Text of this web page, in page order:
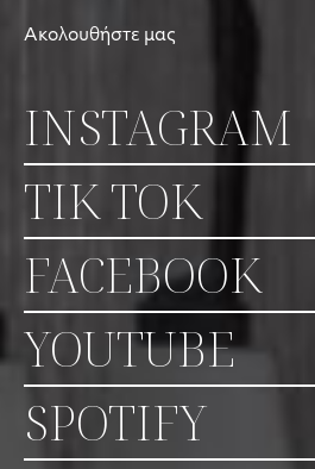
Ακολουθήστε μας
INSTAGRAM
TIK TOK
FACEBOOK
YOUTUBE
SPOTIFY